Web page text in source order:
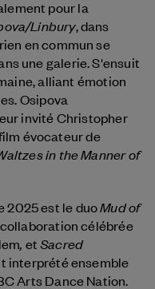
pour la
Linbury, dans
en commun se
une galerie. S'ensuit
alliant émotion
Osipova
invité Christopher
évocateur de
in the Manner of
2025 est le duoMud of
célébrée
, etSacred
interprété ensemble
Arts Dance Nation.